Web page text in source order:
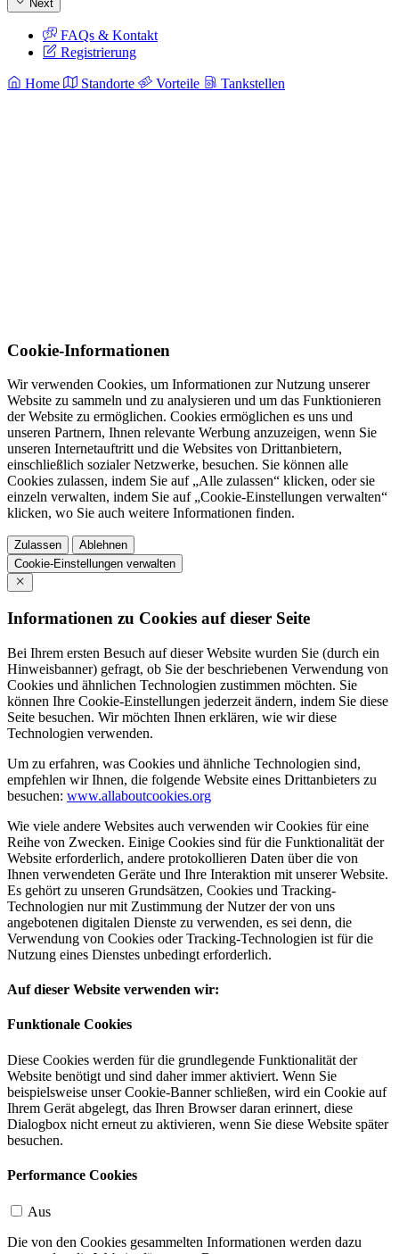
Next
FAQs & Kontakt
Registrierung
Home Standorte Vorteile Tankstellen
Cookie-Informationen
Wir verwenden Cookies, um Informationen zur Nutzung unserer
Website zu sammeln und zu analysieren und um das Funktionieren
der Website zu ermöglichen. Cookies ermöglichen es uns und
unseren Partnern, Ihnen relevante Werbung anzuzeigen, wenn Sie
unseren Internetauftritt und die Websites von Drittanbietern,
einschließlich sozialer Netzwerke, besuchen. Sie können alle
Cookies zulassen, indem Sie auf „Alle zulassen“ klicken, oder sie
einzeln verwalten, indem Sie auf „Cookie-Einstellungen verwalten“
klicken, wo Sie auch weitere Informationen finden.
Zulassen
Ablehnen
Cookie-Einstellungen verwalten
Informationen zu Cookies auf dieser Seite
Bei Ihrem ersten Besuch auf dieser Website wurden Sie (durch ein
Hinweisbanner) gefragt, ob Sie der beschriebenen Verwendung von
Cookies und ähnlichen Technologien zustimmen möchten. Sie
können Ihre Cookie-Einstellungen jederzeit ändern, indem Sie diese
Seite besuchen. Wir möchten Ihnen erklären, wie wir diese
Technologien verwenden.
Um zu erfahren, was Cookies und ähnliche Technologien sind,
empfehlen wir Ihnen, die folgende Website eines Drittanbieters zu
besuchen: www.allaboutcookies.org
Wie viele andere Websites auch verwenden wir Cookies für eine
Reihe von Zwecken. Einige Cookies sind für die Funktionalität der
Website erforderlich, andere protokollieren Daten über die von
Ihnen verwendeten Geräte und Ihre Interaktion mit unserer Website.
Es gehört zu unseren Grundsätzen, Cookies und Tracking-
Technologien nur mit Zustimmung der Nutzer der von uns
angebotenen digitalen Dienste zu verwenden, es sei denn, die
Verwendung von Cookies oder Tracking-Technologien ist für die
Nutzung eines Dienstes unbedingt erforderlich.
Auf dieser Website verwenden wir:
Funktionale Cookies
Diese Cookies werden für die grundlegende Funktionalität der
Website benötigt und sind daher immer aktiviert. Wenn Sie
beispielsweise unser Cookie-Banner schließen, wird ein Cookie auf
Ihrem Gerät abgelegt, das Ihren Browser daran erinnert, diese
Dialogbox nicht erneut zu aktivieren, wenn Sie diese Website später
besuchen.
Performance Cookies
Aus
Die von den Cookies gesammelten Informationen werden dazu